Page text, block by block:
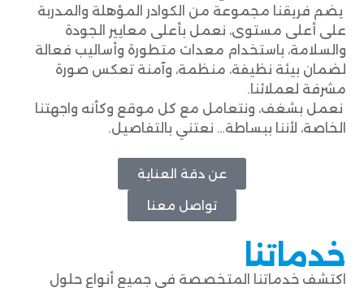
يضم فريقنا مجموعة من الكوادر المؤهلة والمدربة
على أعلى مستوى، نعمل بأعلى معايير الجودة
والسلامة، باستخدام معدات متطورة وأساليب فعالة
لضمان بيئة نظيفة، منظمة، وآمنة تعكس صورة
مشرفة لعملائنا.
نعمل بشغف، ونتعامل مع كل موقع وكأنه واجهتنا
الخاصة، لأننا ببساطة… نعتني بالتفاصيل.
عن دقة العناية
تواصل معنا
خدماتنا
اكتشف خدماتنا المتخصصة في جميع أنواع حلول